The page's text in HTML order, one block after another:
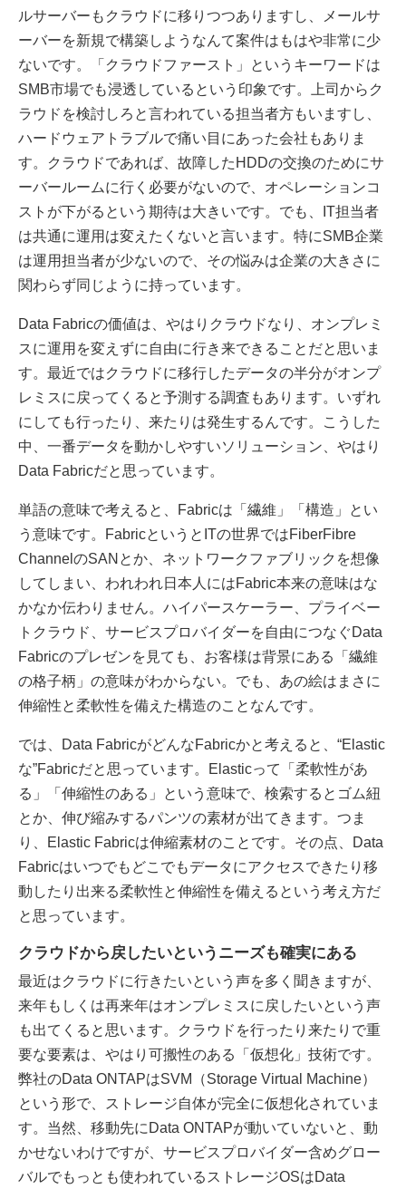
ルサーバーもクラウドに移りつつありますし、メールサ
ーバーを新規で構築しようなんて案件はもはや非常に少
ないです。「クラウドファースト」というキーワードは
SMB市場でも浸透しているという印象です。上司からク
ラウドを検討しろと言われている担当者方もいますし、
ハードウェアトラブルで痛い目にあった会社もありま
す。クラウドであれば、故障したHDDの交換のためにサ
ーバールームに行く必要がないので、オペレーションコ
ストが下がるという期待は大きいです。でも、IT担当者
は共通に運用は変えたくないと言います。特にSMB企業
は運用担当者が少ないので、その悩みは企業の大きさに
関わらず同じように持っています。
Data Fabricの価値は、やはりクラウドなり、オンプレミ
スに運用を変えずに自由に行き来できることだと思いま
す。最近ではクラウドに移行したデータの半分がオンプ
レミスに戻ってくると予測する調査もあります。いずれ
にしても行ったり、来たりは発生するんです。こうした
中、一番データを動かしやすいソリューション、やはり
Data Fabricだと思っています。
単語の意味で考えると、Fabricは「繊維」「構造」とい
う意味です。FabricというとITの世界ではFiberFibre
ChannelのSANとか、ネットワークファブリックを想像
してしまい、われわれ日本人にはFabric本来の意味はな
かなか伝わりません。ハイパースケーラー、プライベー
トクラウド、サービスプロバイダーを自由につなぐData
Fabricのプレゼンを見ても、お客様は背景にある「繊維
の格子柄」の意味がわからない。でも、あの絵はまさに
伸縮性と柔軟性を備えた構造のことなんです。
では、Data FabricがどんなFabricかと考えると、“Elastic
な”Fabricだと思っています。Elasticって「柔軟性があ
る」「伸縮性のある」という意味で、検索するとゴム紐
とか、伸び縮みするパンツの素材が出てきます。つま
り、Elastic Fabricは伸縮素材のことです。その点、Data
Fabricはいつでもどこでもデータにアクセスできたり移
動したり出来る柔軟性と伸縮性を備えるという考え方だ
と思っています。
クラウドから戻したいというニーズも確実にある
最近はクラウドに行きたいという声を多く聞きますが、
来年もしくは再来年はオンプレミスに戻したいという声
も出てくると思います。クラウドを行ったり来たりで重
要な要素は、やはり可搬性のある「仮想化」技術です。
弊社のData ONTAPはSVM（Storage Virtual Machine）
という形で、ストレージ自体が完全に仮想化されていま
す。当然、移動先にData ONTAPが動いていないと、動
かせないわけですが、サービスプロバイダー含めグロー
バルでもっとも使われているストレージOSはData